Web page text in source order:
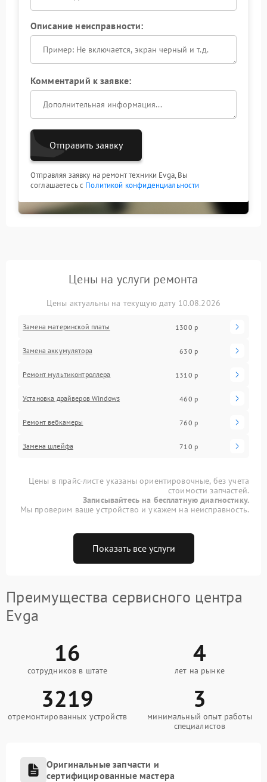
Описание неисправности:
Комментарий к заявке:
Отправить заявку
Отправляя заявку на ремонт техники Evga, Вы
соглашаетесь с Политикой конфиденциальности
Цены на услуги ремонта
Цены актуальны на текущую дату 10.08.2026
Замена материнской платы 1300 р
Замена аккумулятора 630 р
Ремонт мультиконтроллера 1310 р
Установка драйверов Windows 460 р
Ремонт вебкамеры 760 р
Замена шлейфа 710 р
Цены в прайс-листе указаны ориентировочные, без учета
стоимости запчастей.
Записывайтесь на бесплатную диагностику.
Мы проверим ваше устройство и укажем на неисправность.
Показать все услуги
Преимущества сервисного центра
Evga
16
сотрудников в штате
4
лет на рынке
3219
отремонтированных устройств
3
минимальный опыт работы
специалистов
Оригинальные запчасти и
сертифицированные мастера